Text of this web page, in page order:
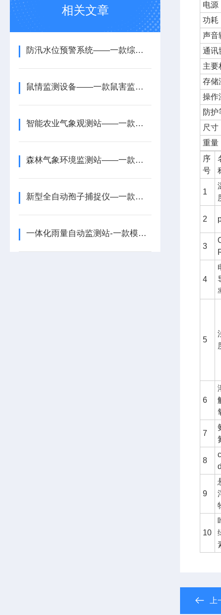
相关文章
防汛水位预警系统——一款综合防护的水位智慧预警系统2025+派+送
鼠情监测设备——一款鼠害监测仪2025全+境+派+送
智能农业气象观测站——一款功耗控制的农业自动气象观测站2026+派+送
森林气象环境监测站——一款主动预防的森林气象监测系统2025+派+送
新型全自动孢子捕捉仪—一款高清拍摄问题的植物病菌孢子捕捉仪2025全境派送
一体化雨量自动监测站-一款模拟演练验证的一体化自动雨量监测站2025+派+送
电源
功耗
声音
通讯
主要
存储
操作
防护
尺寸
重量
序
号
1
2
3
4
5
6
7
8
9
10